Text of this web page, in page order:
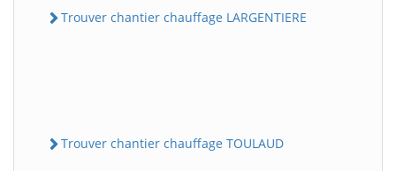
Trouver chantier chauffage LARGENTIERE
Trouver chantier chauffage TOULAUD